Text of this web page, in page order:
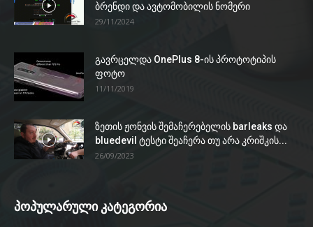
ბრენდი და ავტომობილის ნომერი
29/11/2024
გავრცელდა OnePlus 8-ის პროტოტიპის
ფოტო
11/11/2019
ზეთის ჟონვის შემაჩერებელის barleaks და
bluedevil ტესტი შეაჩერა თუ არა კრიშკის...
26/09/2023
პოპულარული კატეგორია